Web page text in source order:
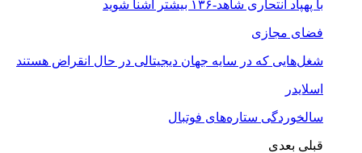
با پهپاد انتحاری شاهد-۱۳۶ بیشتر آشنا شوید
فضای مجازی
شغل‌‌هایی که در سایه جهان دیجیتالی در حال انقراض هستند
اسلایدر
سالخوردگی ستاره‌های فوتبال
قبلی بعدی